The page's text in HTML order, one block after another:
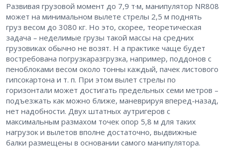
Развивая грузовой момент до 7,9 т·м, манипулятор NR808
может на минимальном вылете стрелы 2,5 м поднять
груз весом до 3080 кг. Но это, скорее, теоретическая
задача – неделимые грузы такой массы на средних
грузовиках обычно не возят. Н а практике чаще будет
востребована погрузкаразгрузка, например, поддонов с
пеноблоками весом около тонны каждый, пачек листового
гипсокартона и т. п. При этом вылет стрелы по
горизонтали может достигать предельных семи метров –
подъезжать как можно ближе, маневрируя вперед-назад,
нет надобности. Двух штатных аутригеров с
максимальным размахом точек опор 5,8 м для таких
нагрузок и вылетов вполне достаточно, выдвижные
балки размещены в основании самого манипулятора.